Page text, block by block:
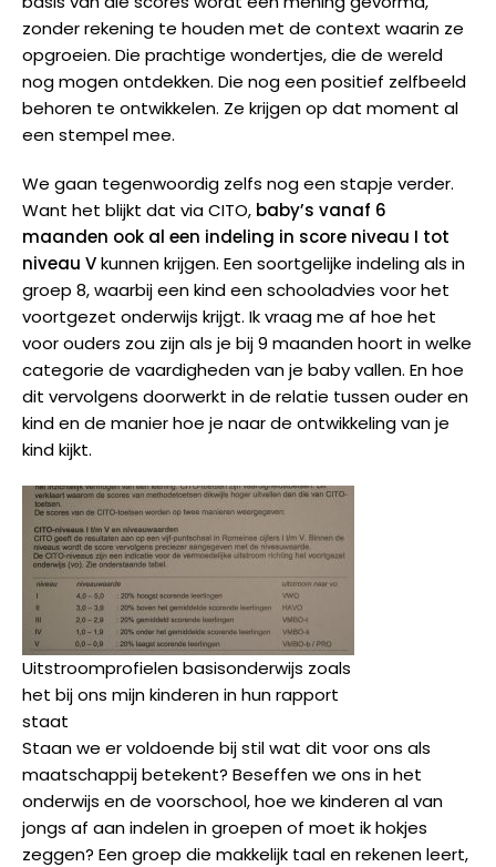
zonder rekening te houden met de context waarin ze
opgroeien. Die prachtige wondertjes, die de wereld
nog mogen ontdekken. Die nog een positief zelfbeeld
behoren te ontwikkelen. Ze krijgen op dat moment al
een stempel mee.
We gaan tegenwoordig zelfs nog een stapje verder.
Want het blijkt dat via CITO, baby’s vanaf 6
maanden ook al een indeling in score niveau I tot
niveau Vkunnen krijgen. Een soortgelijke indeling als in
groep 8, waarbij een kind een schooladvies voor het
voortgezet onderwijs krijgt. Ik vraag me af hoe het
voor ouders zou zijn als je bij 9 maanden hoort in welke
categorie de vaardigheden van je baby vallen. En hoe
dit vervolgens doorwerkt in de relatie tussen ouder en
kind en de manier hoe je naar de ontwikkeling van je
kind kijkt.
Uitstroomprofielen basisonderwijs zoals
het bij ons mijn kinderen in hun rapport
staat
Staan we er voldoende bij stil wat dit voor ons als
maatschappij betekent? Beseffen we ons in het
onderwijs en de voorschool, hoe we kinderen al van
jongs af aan indelen in groepen of moet ik hokjes
zeggen? Een groep die makkelijk taal en rekenen leert,